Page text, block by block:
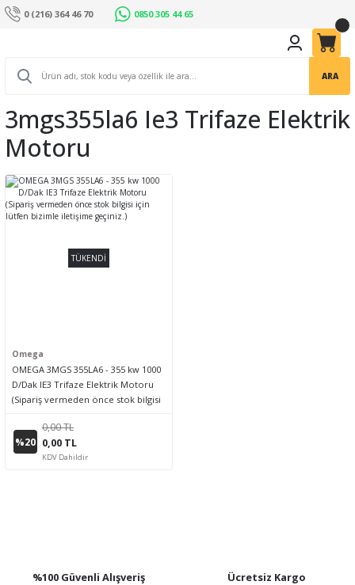
0 (216) 364 46 70 0850 305 44 65
ARA
3mgs355la6 Ie3 Trifaze Elektrik
Motoru
TÜKENDİ
Omega
OMEGA 3MGS 355LA6 - 355 kw 1000
D/Dak IE3 Trifaze Elektrik Motoru
(Sipariş vermeden önce stok bilgisi
%20
0,00 TL
0,00 TL
KDV Dahildir
%100 Güvenli Alışveriş Ücretsiz Kargo